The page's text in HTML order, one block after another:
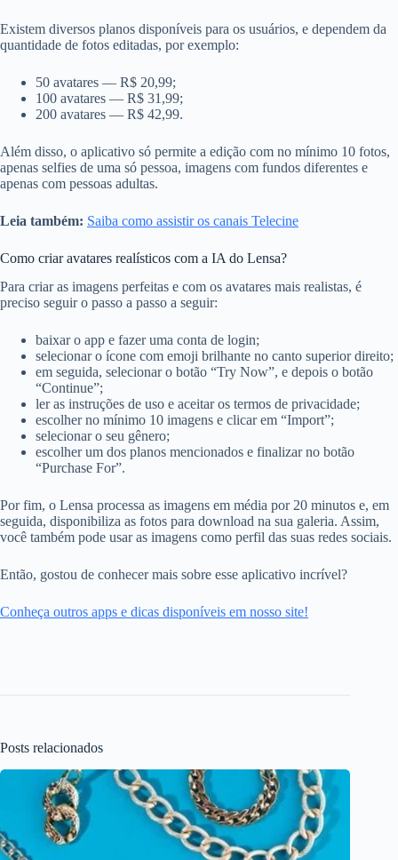
Existem diversos planos disponíveis para os usuários, e dependem da
quantidade de fotos editadas, por exemplo:
50 avatares — R$ 20,99;
100 avatares — R$ 31,99;
200 avatares — R$ 42,99.
Além disso, o aplicativo só permite a edição com no mínimo 10 fotos,
apenas selfies de uma só pessoa, imagens com fundos diferentes e
apenas com pessoas adultas.
Leia também: Saiba como assistir os canais Telecine
Como criar avatares realísticos com a IA do Lensa?
Para criar as imagens perfeitas e com os avatares mais realistas, é
preciso seguir o passo a passo a seguir:
baixar o app e fazer uma conta de login;
selecionar o ícone com emoji brilhante no canto superior direito;
em seguida, selecionar o botão “Try Now”, e depois o botão
“Continue”;
ler as instruções de uso e aceitar os termos de privacidade;
escolher no mínimo 10 imagens e clicar em “Import”;
selecionar o seu gênero;
escolher um dos planos mencionados e finalizar no botão
“Purchase For”.
Por fim, o Lensa processa as imagens em média por 20 minutos e, em
seguida, disponibiliza as fotos para download na sua galeria. Assim,
você também pode usar as imagens como perfil das suas redes sociais.
Então, gostou de conhecer mais sobre esse aplicativo incrível?
Conheça outros apps e dicas disponíveis em nosso site!
Posts relacionados